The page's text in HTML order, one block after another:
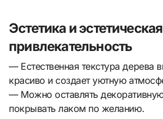
Эстетика и эстетическая
привлекательность
— Естественная текстура дерева
красиво и создает уютную
— Можно оставлять
покрывать лаком по желанию.